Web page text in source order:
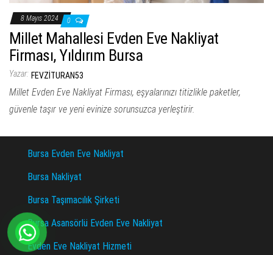
8 Mayıs 2024 0
Millet Mahallesi Evden Eve Nakliyat
Firması, Yıldırım Bursa
Yazar: FEVZITURAN53
Millet Evden Eve Nakliyat Firması, eşyalarınızı titizlikle paketler,
güvenle taşır ve yeni evinize sorunsuzca yerleştirir.
Bursa Evden Eve Nakliyat
Bursa Nakliyat
Bursa Taşımacılık Şirketi
Bursa Asansörlü Evden Eve Nakliyat
Evden Eve Nakliyat Hizmeti